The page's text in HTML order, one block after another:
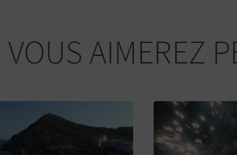
VOUS AIMEREZ